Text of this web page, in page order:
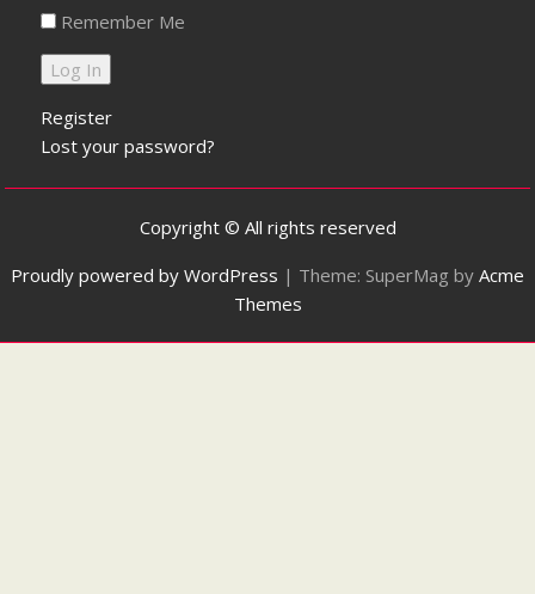
Remember Me
Register
Lost your password?
Copyright © All rights reserved
Proudly powered by WordPress | Theme: SuperMag by Acme
Themes